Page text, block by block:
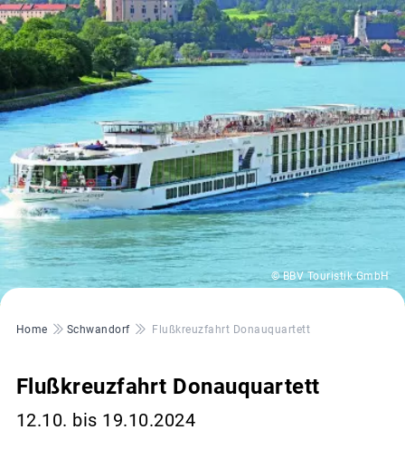
© BBV Touristik GmbH
Pfadnavigation
Home Schwandorf Flußkreuzfahrt Donauquartett
Flußkreuzfahrt Donauquartett
12.10. bis 19.10.2024